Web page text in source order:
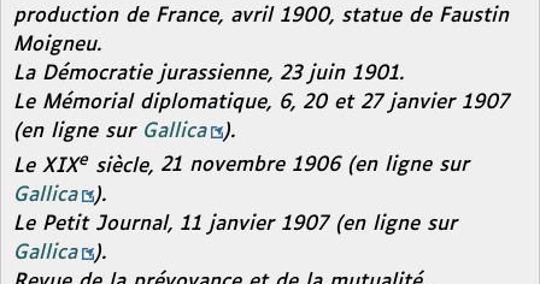
production de France, avril 1900, statue de Faustin
Moigneu.
La Démocratie jurassienne, 23 juin 1901.
Le Mémorial diplomatique, 6, 20 et 27 janvier 1907
(en ligne sur Gallica
).
Le XIXe siècle, 21 novembre 1906 (en ligne sur
Gallica
).
Le Petit Journal, 11 janvier 1907 (en ligne sur
Gallica
).